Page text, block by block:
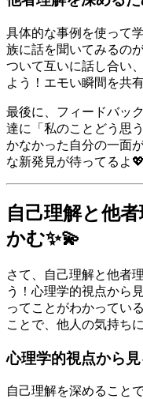
具体的な事例を使って
族に話を聞いてみるの
ついて互いに話し合い
よう！エモい瞬間を共
最後に、フィードバッ
達に「私のことどう思
かなかった自分の一面
な新発見が待ってるよ💖
自己理解と他
かむ✨💫
さて、自己理解と他者
う！心理学的視点から
ってことがわかってい
ことで、他人の気持ち
心理学的視点から
自己理解を深めること